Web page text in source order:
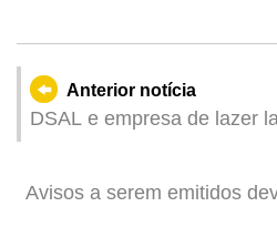
Anterior notícia
DSAL e empresa de lazer
candidaturas a partir de 16
Avisos a serem emitidos